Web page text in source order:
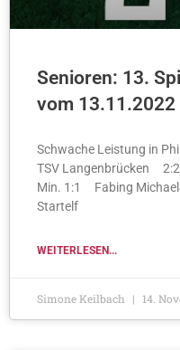
Senioren: 13.
vom 13.11.2022
Schwache Leistung in
TSV Langenbrücken 2:2
Min. 1:1 Fabing
Startelf
WEITERLESEN...
Simone Keilbach 14.